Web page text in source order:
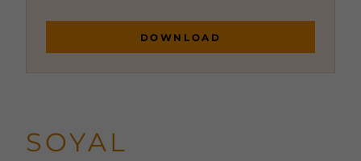
DOWNLOAD
SOYAL